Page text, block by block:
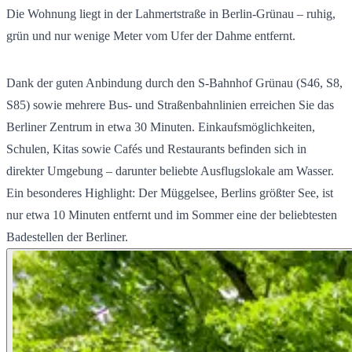
Die Wohnung liegt in der Lahmertstraße in Berlin-Grünau – ruhig,
grün und nur wenige Meter vom Ufer der Dahme entfernt.
Dank der guten Anbindung durch den S-Bahnhof Grünau (S46, S8,
S85) sowie mehrere Bus- und Straßenbahnlinien erreichen Sie das
Berliner Zentrum in etwa 30 Minuten. Einkaufsmöglichkeiten,
Schulen, Kitas sowie Cafés und Restaurants befinden sich in
direkter Umgebung – darunter beliebte Ausflugslokale am Wasser.
Ein besonderes Highlight: Der Müggelsee, Berlins größter See, ist
nur etwa 10 Minuten entfernt und im Sommer eine der beliebtesten
Badestellen der Berliner.